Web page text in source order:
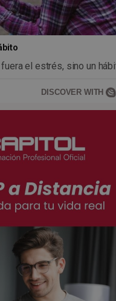
el estrés, sino un
DISCOVER WITH